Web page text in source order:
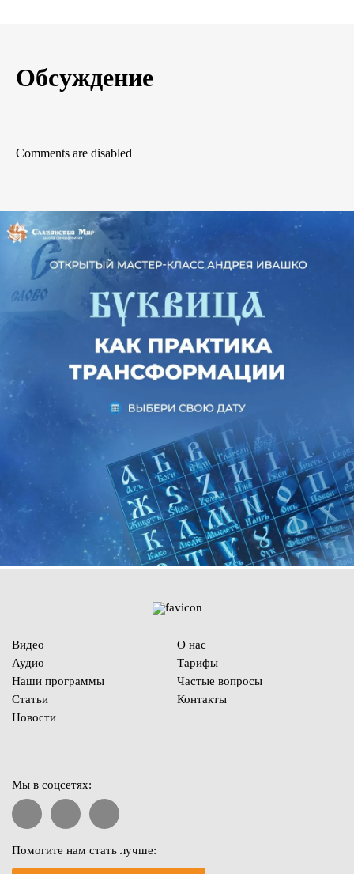
Обсуждение
Comments are disabled
Видео
Аудио
Наши программы
Статьи
Новости
О нас
Тарифы
Частые вопросы
Контакты
Мы в соцсетях:
Помогите нам стать лучше: